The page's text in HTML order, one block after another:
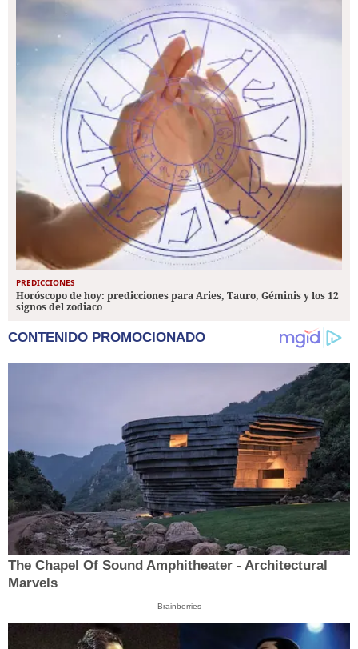
PREDICCIONES
Horóscopo de hoy: predicciones para Aries, Tauro, Géminis y los 12
signos del zodiaco
CONTENIDO PROMOCIONADO
The Chapel Of Sound Amphitheater - Architectural
Marvels
Brainberries